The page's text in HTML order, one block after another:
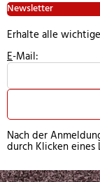
Newsletter
Erhalte alle
E-Mail:
Nach der
durch Klicken